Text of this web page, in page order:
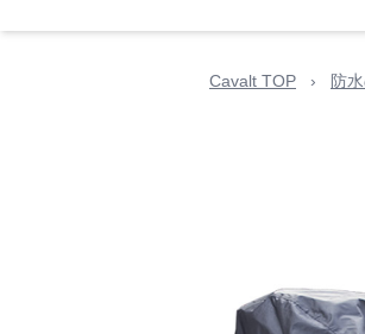
Cavalt TOP › 防